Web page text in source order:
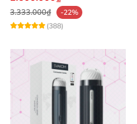
3.333.000₫
-22%
(388)